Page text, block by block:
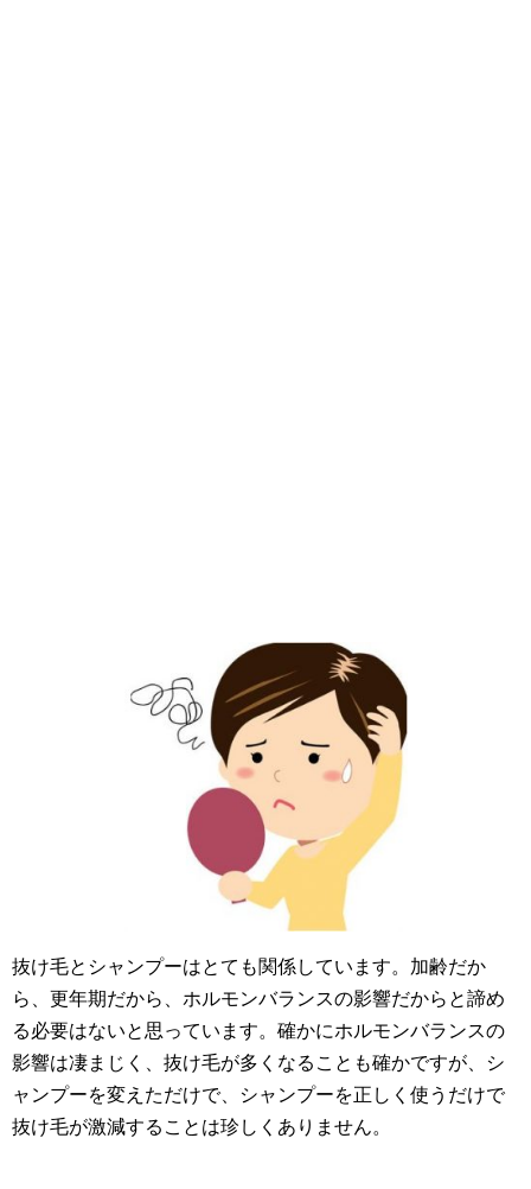
抜け毛とシャンプーはとても関係しています。加齢だか
ら、更年期だから、ホルモンバランスの影響だからと諦め
る必要はないと思っています。確かにホルモンバランスの
影響は凄まじく、抜け毛が多くなることも確かですが、シ
ャンプーを変えただけで、シャンプーを正しく使うだけで
抜け毛が激減することは珍しくありません。